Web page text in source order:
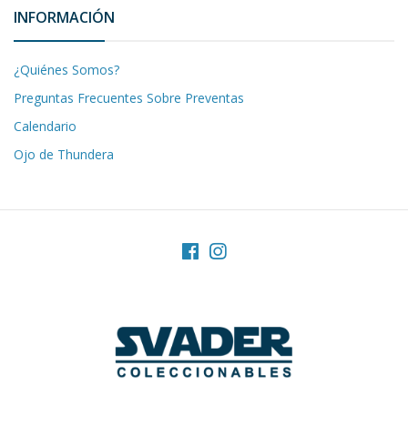
INFORMACIÓN
¿Quiénes Somos?
Preguntas Frecuentes Sobre Preventas
Calendario
Ojo de Thundera